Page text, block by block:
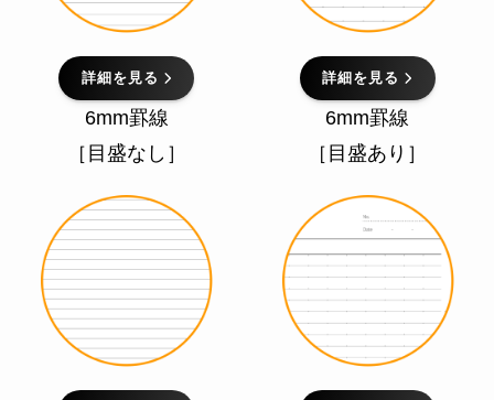
詳細を見る 詳細を見る
6mm罫線
［目盛なし］
6mm罫線
［目盛あり］